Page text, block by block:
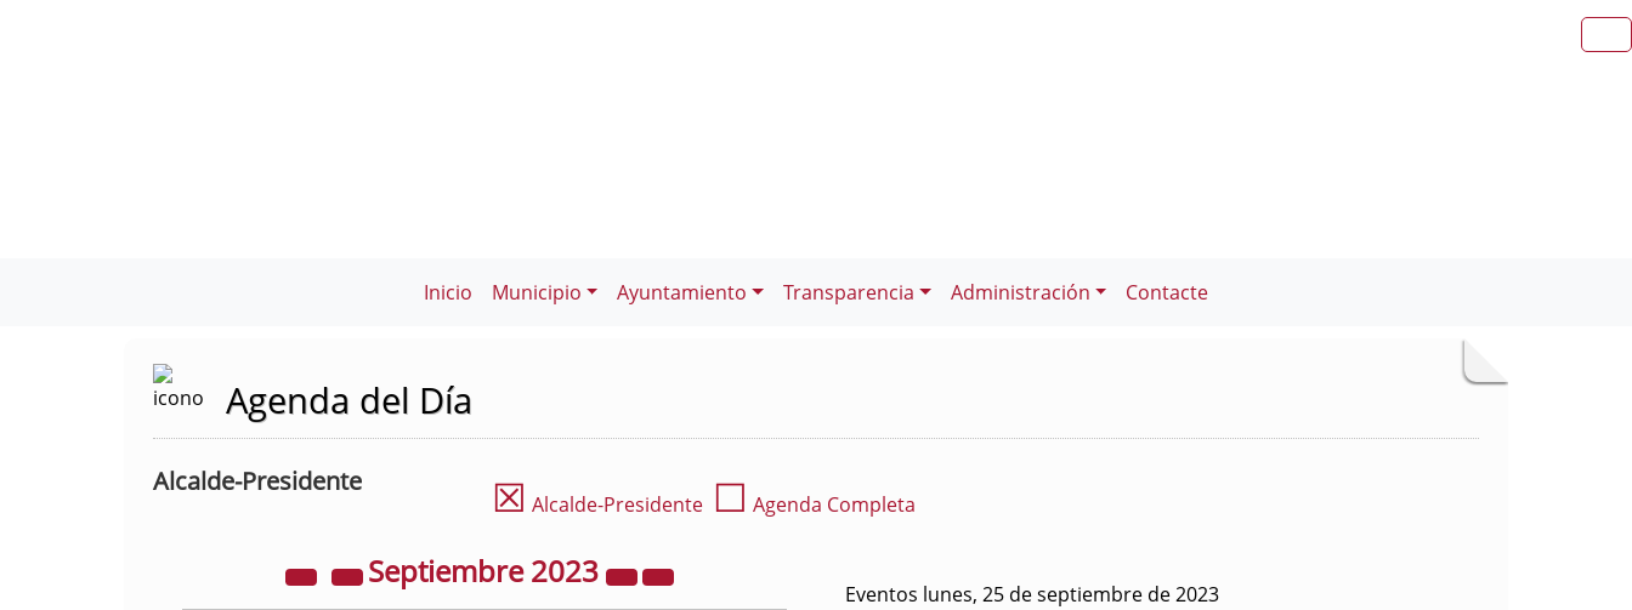
Inicio Municipio Ayuntamiento Transparencia Administración Contacte
Agenda del Día
Alcalde-Presidente ☒ Alcalde-Presidente ☐ Agenda Completa
Septiembre2023
Eventos lunes, 25 de septiembre de 2023